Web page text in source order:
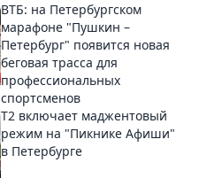
ВТБ: на Петербургском
марафоне "Пушкин –
Петербург" появится новая
беговая трасса для
профессиональных
спортсменов
Т2 включает маджентовый
режим на "Пикнике Афиши"
в Петербурге